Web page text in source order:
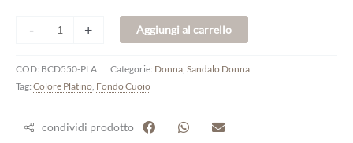
- + Aggiungi al carrello
COD: BCD550-PLA Categorie: Donna Sandalo Donna
Tag: Colore Platino Fondo Cuoio
condividi prodotto